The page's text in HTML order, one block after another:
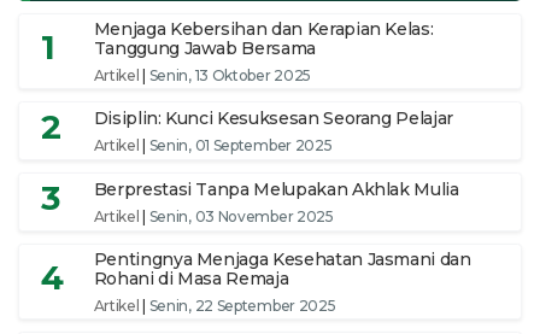
1
Menjaga Kebersihan dan Kerapian Kelas:
Tanggung Jawab Bersama
Artikel Senin, 13 Oktober 2025
2 Disiplin: Kunci Kesuksesan Seorang Pelajar
Artikel Senin, 01 September 2025
3 Berprestasi Tanpa Melupakan Akhlak Mulia
Artikel Senin, 03 November 2025
4
Pentingnya Menjaga Kesehatan Jasmani dan
Rohani di Masa Remaja
Artikel Senin, 22 September 2025